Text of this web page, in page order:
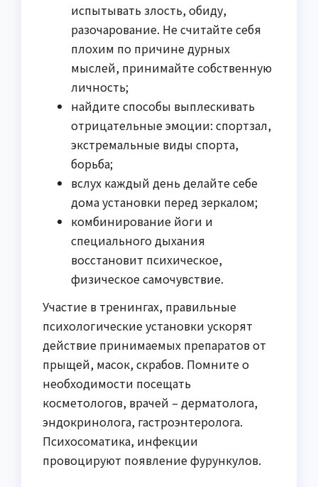
испытывать злость, обиду,
разочарование. Не считайте себя
плохим по причине дурных
мыслей, принимайте собственную
личность;
найдите способы выплескивать
отрицательные эмоции: спортзал,
экстремальные виды спорта,
борьба;
вслух каждый день делайте себе
дома установки перед зеркалом;
комбинирование йоги и
специального дыхания
восстановит психическое,
физическое самочувствие.
Участие в тренингах, правильные
психологические установки ускорят
действие принимаемых препаратов от
прыщей, масок, скрабов. Помните о
необходимости посещать
косметологов, врачей – дерматолога,
эндокринолога, гастроэнтеролога.
Психосоматика, инфекции
провоцируют появление фурункулов.